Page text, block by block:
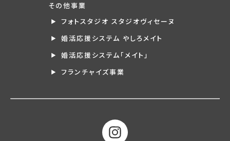
その他事業
フォトスタジオ スタジオヴィセーヌ
婚活応援システム やしろメイト
婚活応援システム「メイト」
フランチャイズ事業